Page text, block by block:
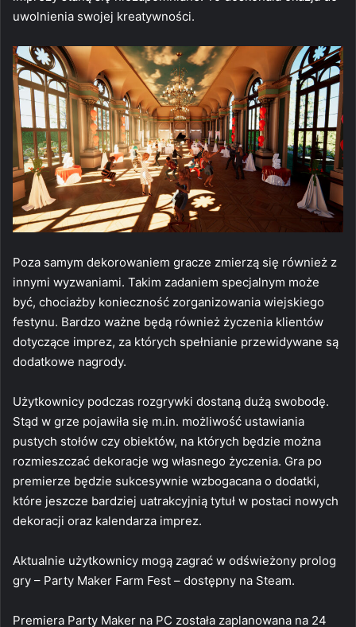
uwolnienia swojej kreatywności.
Poza samym dekorowaniem gracze zmierzą się również z
innymi wyzwaniami. Takim zadaniem specjalnym może
być, chociażby konieczność zorganizowania wiejskiego
festynu. Bardzo ważne będą również życzenia klientów
dotyczące imprez, za których spełnianie przewidywane są
dodatkowe nagrody.
Użytkownicy podczas rozgrywki dostaną dużą swobodę.
Stąd w grze pojawiła się m.in. możliwość ustawiania
pustych stołów czy obiektów, na których będzie można
rozmieszczać dekoracje wg własnego życzenia. Gra po
premierze będzie sukcesywnie wzbogacana o dodatki,
które jeszcze bardziej uatrakcyjnią tytuł w postaci nowych
dekoracji oraz kalendarza imprez.
Aktualnie użytkownicy mogą zagrać w odświeżony prolog
gry – Party Maker Farm Fest – dostępny na Steam.
Premiera Party Maker na PC została zaplanowana na 24